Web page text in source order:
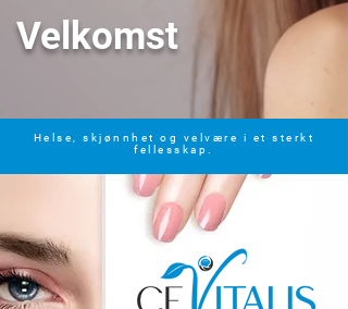
Velkomst
Helse, skjønnhet og velvære i et sterkt
fellesskap.